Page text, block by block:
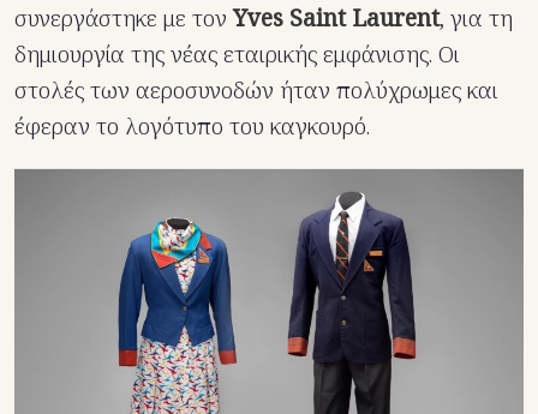
συνεργάστηκε με τονYves Saint Laurent, για τη
δημιουργία της νέας εταιρικής εμφάνισης. Οι
στολές των αεροσυνοδών ήταν πολύχρωμες και
έφεραν το λογότυπο του καγκουρό.